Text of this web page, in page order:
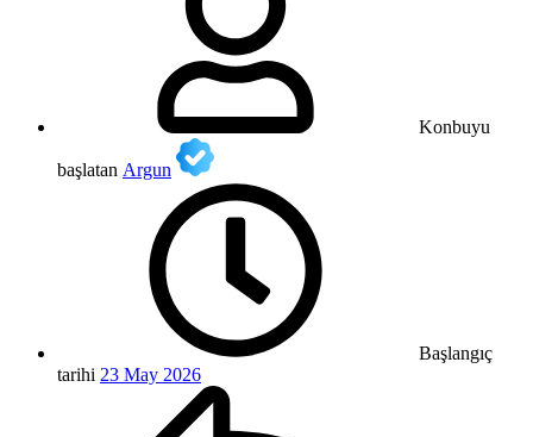
Konbuyu
başlatan Argun
Başlangıç
tarihi 23 May 2026